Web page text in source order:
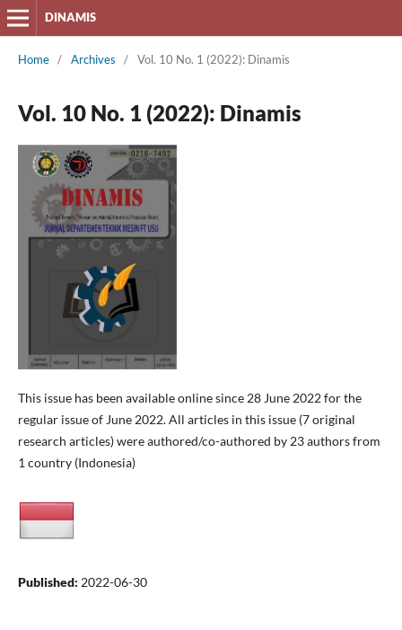
DINAMIS
Home / Archives / Vol. 10 No. 1 (2022): Dinamis
Vol. 10 No. 1 (2022): Dinamis
This issue has been available online since 28 June 2022 for the
regular issue of June 2022. All articles in this issue (7 original
research articles) were authored/co-authored by 23 authors from
1 country (Indonesia)
Published: 2022-06-30